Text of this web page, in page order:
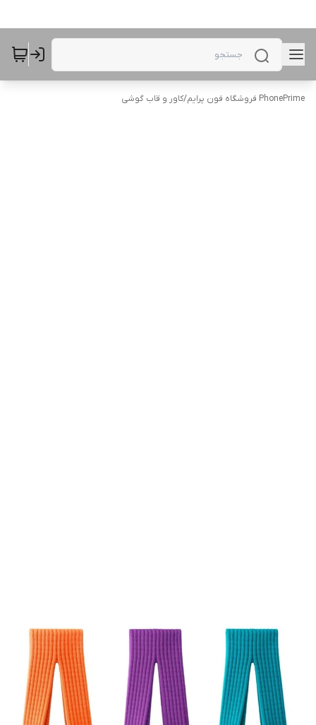
PhonePrime فروشگاه فون پرایم /کاور و قاب گوشی